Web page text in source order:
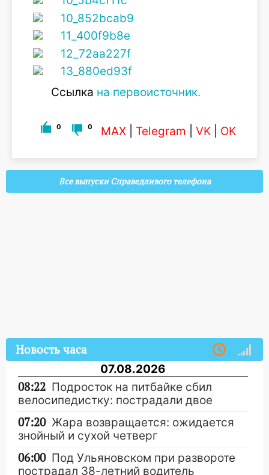
Ссылка на первоисточник.
0 0 MAX Telegram VK OK
Все выпуски Справедливого телефона
Новость часа
07.08.2026
08:22 Подросток на питбайке сбил
велосипедистку: пострадали двое
07:20 Жара возвращается: ожидается
знойный и сухой четверг
06:00 Под Ульяновском при развороте
пострадал 38-летний водитель